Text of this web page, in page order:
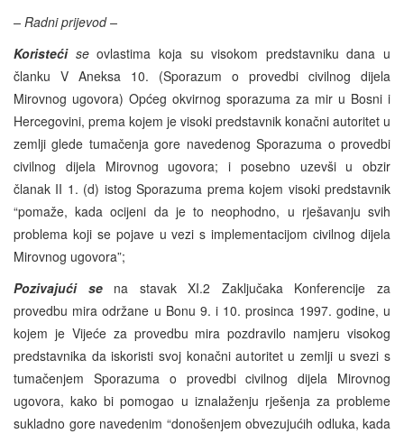
– Radni prijevod –
Koristećiseovlastima koja su visokom predstavniku dana u
članku V Aneksa 10. (Sporazum o provedbi civilnog dijela
Mirovnog ugovora) Općeg okvirnog sporazuma za mir u Bosni i
Hercegovini, prema kojem je visoki predstavnik konačni autoritet u
zemlji glede tumačenja gore navedenog Sporazuma o provedbi
civilnog dijela Mirovnog ugovora; i posebno uzevši u obzir
članak II 1. (d) istog Sporazuma prema kojem visoki predstavnik
“pomaže, kada ocijeni da je to neophodno, u rješavanju svih
problema koji se pojave u vezi s implementacijom civilnog dijela
Mirovnog ugovora”;
Pozivajući sena stavak XI.2 Zaključaka Konferencije za
provedbu mira održane u Bonu 9. i 10. prosinca 1997. godine, u
kojem je Vijeće za provedbu mira pozdravilo namjeru visokog
predstavnika da iskoristi svoj konačni autoritet u zemlji u svezi s
tumačenjem Sporazuma o provedbi civilnog dijela Mirovnog
ugovora, kako bi pomogao u iznalaženju rješenja za probleme
sukladno gore navedenim “donošenjem obvezujućih odluka, kada